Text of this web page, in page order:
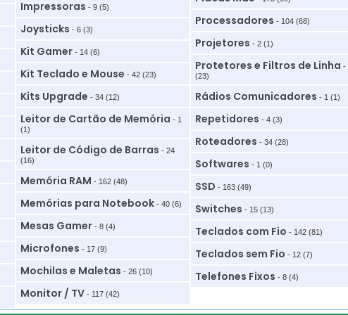
Impressoras - 9 (5)
Joysticks - 6 (3)
Kit Gamer- 14 (6)
Kit Teclado e Mouse - 42 (23)
Kits Upgrade - 34 (12)
Leitor de Cartão de Memória - 1
(1)
Leitor de Código de Barras - 24
(16)
Memória RAM - 162 (48)
Memórias para Notebook- 40 (6)
Mesas Gamer- 8 (4)
Microfones - 17 (9)
Mochilas e Maletas - 26 (10)
Monitor / TV- 117 (42)
Processadores - 104 (68)
Projetores - 2 (1)
Protetores e Filtros de Linha -
(23)
Rádios Comunicadores - 1 (1)
Repetidores - 4 (3)
Roteadores - 34 (28)
Softwares - 1 (0)
SSD - 163 (49)
Switches - 15 (13)
Teclados com Fio - 142 (81)
Teclados sem Fio - 12 (7)
Telefones Fixos - 8 (4)